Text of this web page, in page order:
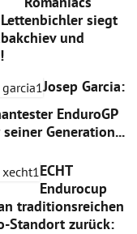
siegt
und
Josep Garcia:
EnduroGP
seiner Generation...
ECHT
Endurocup
traditionsreichen
Standort zurück: